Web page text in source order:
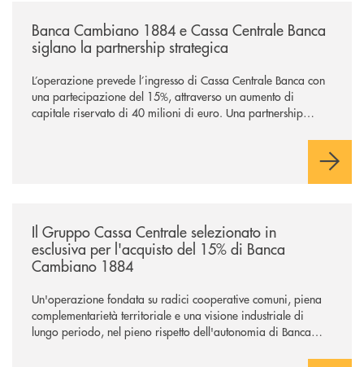
Banca Cambiano 1884 e Cassa Centrale Banca
siglano la partnership strategica
L’operazione prevede l’ingresso di Cassa Centrale Banca con
una partecipazione del 15%, attraverso un aumento di
capitale riservato di 40 milioni di euro. Una partnership
comuni e sulla prossimità ai territori, per ampliare l’offerta e
Il Gruppo Cassa Centrale selezionato in
esclusiva per l'acquisto del 15% di Banca
Cambiano 1884
Un'operazione fondata su radici cooperative comuni, piena
complementarietà territoriale e una visione industriale di
lungo periodo, nel pieno rispetto dell'autonomia di Banca
negoziazione esclusiva per la finalizzazione dell’operazione.